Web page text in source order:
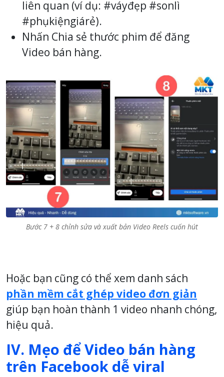
liên quan (ví dụ: #váyđẹp #sonlì
#phụkiệngiárẻ).
Nhấn Chia sẻ thước phim để đăng
Video bán hàng.
Bước 7 + 8 chỉnh sửa và xuất bản Video Reels cuốn hút
Hoặc bạn cũng có thể xem danh sách
phần mềm cắt ghép video đơn giản
giúp bạn hoàn thành 1 video nhanh chóng,
hiệu quả.
IV. Mẹo để Video bán hàng
trên Facebook dễ viral